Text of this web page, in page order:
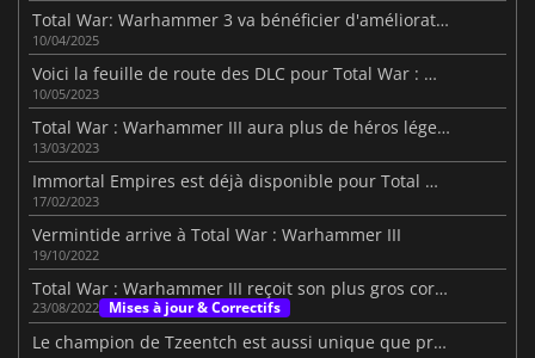
Total War: Warhammer 3 va bénéficier d'améliorations pour son IA
10/04/2025
Voici la feuille de route des DLC pour Total War : Warhammer III
10/05/2023
Total War : Warhammer III aura plus de héros légendaires
13/03/2023
Immortal Empires est déjà disponible pour Total War : Warhammer III
17/02/2023
Vermintide arrive à Total War : Warhammer III
19/10/2022
Total War : Warhammer III reçoit son plus gros correctif
23/08/2022 Mises à jour & Correctifs
Le champion de Tzeentch est aussi unique que prévu dans Total War : Warhammer III